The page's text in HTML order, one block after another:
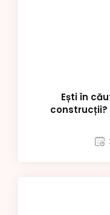
Ești în
construcții?